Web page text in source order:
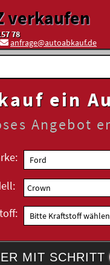
verkaufen
78
anfrage@autoabkauf.de
ein
Angebot
MIT SCHRITT